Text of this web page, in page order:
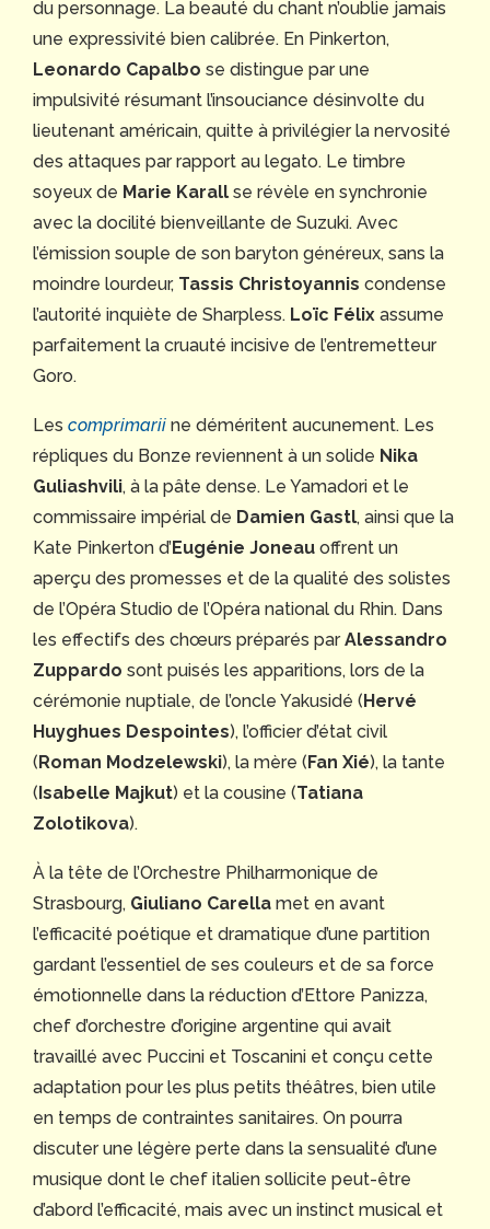
du personnage. La beauté du chant n’oublie jamais
une expressivité bien calibrée. En Pinkerton,
Leonardo Capalbo se distingue par une
impulsivité résumant l’insouciance désinvolte du
lieutenant américain, quitte à privilégier la nervosité
des attaques par rapport au legato. Le timbre
soyeux de Marie Karall se révèle en synchronie
avec la docilité bienveillante de Suzuki. Avec
l’émission souple de son baryton généreux, sans la
moindre lourdeur, Tassis Christoyannis condense
l’autorité inquiète de Sharpless. Loïc Félix assume
parfaitement la cruauté incisive de l’entremetteur
Goro.
Les comprimarii ne déméritent aucunement. Les
répliques du Bonze reviennent à un solide Nika
Guliashvili, à la pâte dense. Le Yamadori et le
commissaire impérial de Damien Gastl, ainsi que la
Kate Pinkerton d’Eugénie Joneau offrent un
aperçu des promesses et de la qualité des solistes
de l’Opéra Studio de l’Opéra national du Rhin. Dans
les effectifs des chœurs préparés parAlessandro
Zuppardo sont puisés les apparitions, lors de la
cérémonie nuptiale, de l’oncle Yakusidé ( Hervé
Huyghues Despointes), l’officier d’état civil
( Roman Modzelewski), la mère ( Fan Xié), la tante
( Isabelle Majkut) et la cousine (Tatiana
Zolotikova).
À la tête de l’Orchestre Philharmonique de
Strasbourg, Giuliano Carella met en avant
l’efficacité poétique et dramatique d’une partition
gardant l’essentiel de ses couleurs et de sa force
émotionnelle dans la réduction d’Ettore Panizza,
chef d’orchestre d’origine argentine qui avait
travaillé avec Puccini et Toscanini et conçu cette
adaptation pour les plus petits théâtres, bien utile
en temps de contraintes sanitaires. On pourra
discuter une légère perte dans la sensualité d’une
musique dont le chef italien sollicite peut-être
d’abord l’efficacité, mais avec un instinct musical et